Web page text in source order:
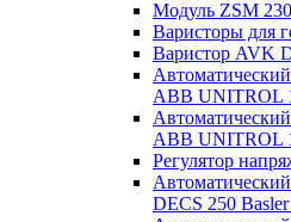
Модуль ZSM
Варисторы для
Варистор AVK
ABB UNITROL
ABB UNITROL
Регулятор
DECS 250